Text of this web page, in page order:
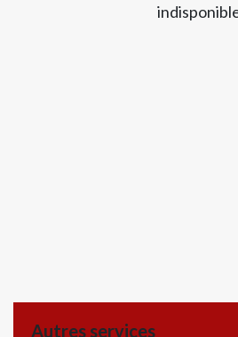
Autres services